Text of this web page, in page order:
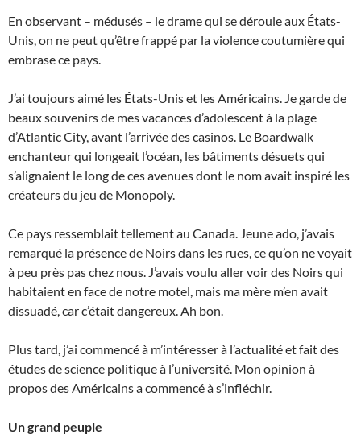
En observant – médusés – le drame qui se déroule aux États-
Unis, on ne peut qu’être frappé par la violence coutumière qui
embrase ce pays.
J’ai toujours aimé les États-Unis et les Américains. Je garde de
beaux souvenirs de mes vacances d’adolescent à la plage
d’Atlantic City, avant l’arrivée des casinos. Le Boardwalk
enchanteur qui longeait l’océan, les bâtiments désuets qui
s’alignaient le long de ces avenues dont le nom avait inspiré les
créateurs du jeu de Monopoly.
Ce pays ressemblait tellement au Canada. Jeune ado, j’avais
remarqué la présence de Noirs dans les rues, ce qu’on ne voyait
à peu près pas chez nous. J’avais voulu aller voir des Noirs qui
habitaient en face de notre motel, mais ma mère m’en avait
dissuadé, car c’était dangereux. Ah bon.
Plus tard, j’ai commencé à m’intéresser à l’actualité et fait des
études de science politique à l’université. Mon opinion à
propos des Américains a commencé à s’infléchir.
Un grand peuple